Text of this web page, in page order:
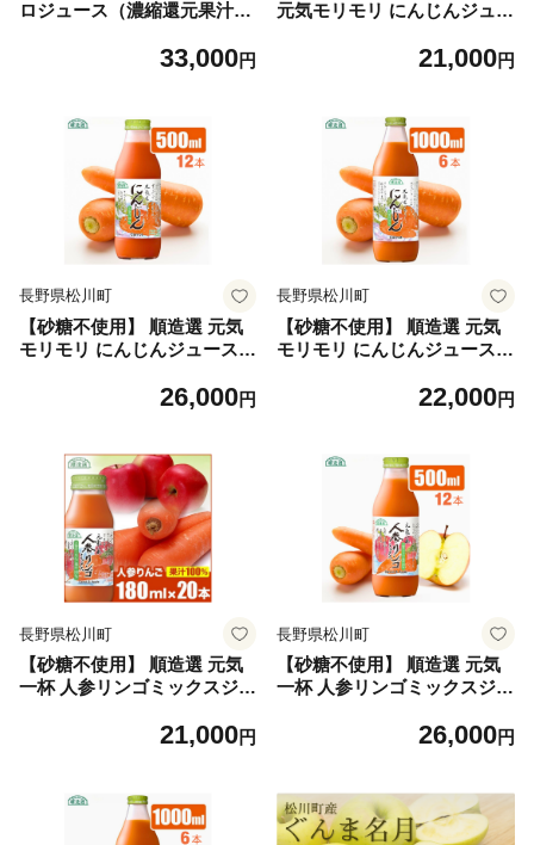
ロジュース（濃縮還元果汁10
// 果汁飲料 果物ジュース 10
料不使用 健康 美容
33,000円
元気モリモリ にんじんジュー
0本 // 野菜ジュース 100％ジ
健康 美容 栄養補給
21,000円
長野県松川町
【砂糖不使用】 順造選 元気
モリモリ にんじんジュース
本［MK09］ // 野菜ジュース
無着色 健康 美容 栄養補給
26,000円
長野県松川町
【砂糖不使用】 順造選 元気
モリモリ にんじんジュース
本［MK10］ // 野菜ジュース
無着色 健康 美容 栄養補給
22,000円
長野県松川町
【砂糖不使用】 順造選 元気
一杯 人参リンゴミックスジュ
0％）180ml × 20本 ［MK1
野菜 果物 無加糖 無香料 無着
色 健康 美容 栄養補給
21,000円
長野県松川町
【砂糖不使用】 順造選 元気
一杯 人参リンゴミックスジュ
0％）500ml × 12本［MK12］
野菜 果物 無加糖 無香料 無着
色 健康 美容 栄養補給
26,000円